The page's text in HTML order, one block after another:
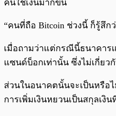
คนใช้เงินมากขึ้น
“คนที่ถือ Bitcoin ช่วงนี้ ก็รู้สึก
เมื่อถามว่าแต่กรณีนี้ธนาคาร
แซนด์บ็อกเท่านั้น ซึ่งไม่เกี่ยว
ส่วนในอนาคตนั้นจะเป็นหรือไ
การเพิ่มเงินหยวนเป็นสกุลเงิ